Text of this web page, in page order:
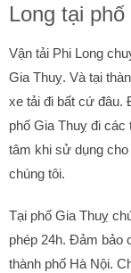
Long tại
Vận tải Phi Long
Gia Thuỵ. Và tại
xe tải đi bất cứ đâu.
phố Gia Thuỵ đi
tâm khi sử dụng
chúng tôi.
Tại phố Gia Thuỵ
phép 24h. Đảm bảo
thành phố Hà Nội.